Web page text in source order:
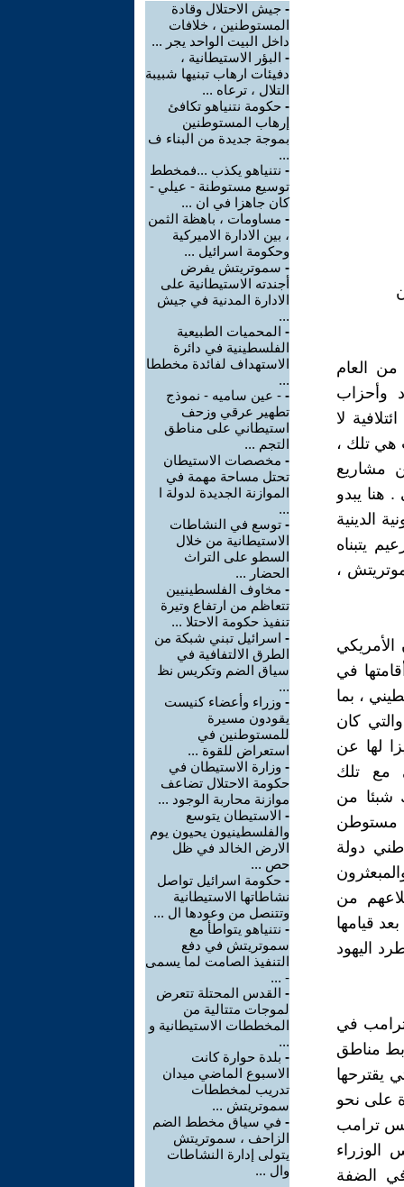
من العام
وأحزاب
لا
هي تلك ،
مشاريع
يبدو
الدينية
يتبناه
،
الأمريكي
في
، بما
كان
لها عن
مع تلك
شبئا من
في مقابلته تلك أن 90% من نحو 500 ألف مستوطن
دولة
والمبعثرون
من
قيامها
اليهود
ترامب في
تصورت ربط مناطق
يقترحها
على نحو
ترامب
إلى رئيس الوزراء
في الضفة
- جيش الاحتلال وقادة
المستوطنين ، خلافات
داخل البيت الواحد يجر ...
- البؤر الاستيطانية ،
دفيئات ارهاب تبنيها شبيبة
التلال ، ترعاه ...
- حكومة نتنياهو تكافئ
إرهاب المستوطنين
بموجة جديدة من البناء ف
...
- نتنياهو يكذب ...فمخطط
توسيع مستوطنة - عيلي -
كان جاهزا في ان ...
- مساومات ، باهظة الثمن
، بين الادارة الاميركية
وحكومة اسرائيل ...
- سموتريتش يفرض
أجندته الاستيطانية على
الادارة المدنية في جيش
...
- المحميات الطبيعية
الفلسطينية في دائرة
الاستهداف لفائدة مخططا
...
- - عين ساميه - نموذج
تطهير عرقي وزحف
استيطاني على مناطق
التجم ...
- مخصصات الاستيطان
تحتل مساحة مهمة في
الموازنة الجديدة لدولة ا
...
- توسع في النشاطات
الاستيطانية من خلال
السطو على التراث
الحضار ...
- مخاوف الفلسطينيين
تتعاظم من ارتفاع وتيرة
تنفيذ حكومة الاحتلا ...
- اسرائيل تبني شبكة من
الطرق الالتفافية في
سياق الضم وتكريس نظ
...
- وزراء وأعضاء كنيست
يقودون مسيرة
للمستوطنين في
استعراض للقوة ...
- وزارة الاستيطان في
حكومة الاحتلال تضاعف
موازنة محاربة الوجود ...
- الاستيطان يتوسع
والفلسطينيون يحيون يوم
الارض الخالد في ظل
حص ...
- حكومة اسرائيل تواصل
نشاطاتها الاستيطانية
وتتنصل من وعودها ال ...
- نتنياهو يتواطأ مع
سموتريتش في دفع
التنفيذ الصامت لما يسمى
- ...
- القدس المحتلة تتعرض
لموجات متتالية من
المخططات الاستيطانية و
...
- بلدة حوارة كانت
الاسبوع الماضي ميدان
تدريب لمخططات
سموتريتش ...
- في سياق مخطط الضم
الزاحف ، سموتريتش
يتولى إدارة النشاطات
وال ...